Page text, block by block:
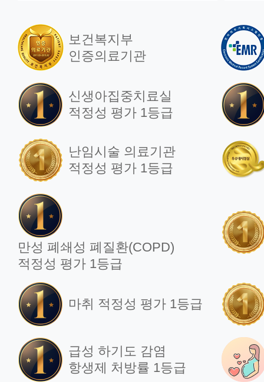
보건복지부
인증의료기관
신생아집중치료실
적정성 평가 1등급
난임시술 의료기관
적정성 평가 1등급
만성 폐쇄성 폐질환(COPD)
적정성 평가 1등급
마취 적정성 평가 1등급
급성 하기도 감염
항생제 처방률 1등급